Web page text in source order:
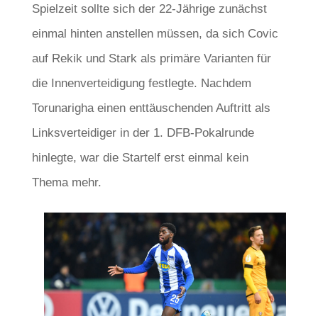
Spielzeit sollte sich der 22-Jährige zunächst
einmal hinten anstellen müssen, da sich Covic
auf Rekik und Stark als primäre Varianten für
die Innenverteidigung festlegte. Nachdem
Torunarigha einen enttäuschenden Auftritt als
Linksverteidiger in der 1. DFB-Pokalrunde
hinlegte, war die Startelf erst einmal kein
Thema mehr.